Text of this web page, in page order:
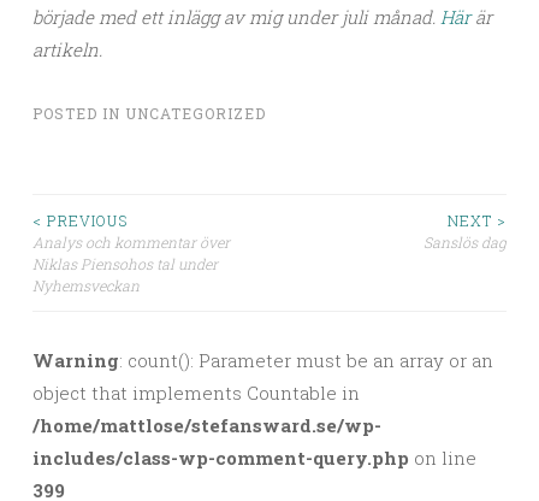
började med ett inlägg av mig under juli månad. Härär
artikeln.
POSTED IN UNCATEGORIZED
Post navigation
< PREVIOUS
Analys och kommentar över
Niklas Piensohos tal under
Nyhemsveckan
NEXT >
Sanslös dag
Warning: count(): Parameter must be an array or an
object that implements Countable in
/home/mattlose/stefansward.se/wp-
includes/class-wp-comment-query.php on line
399